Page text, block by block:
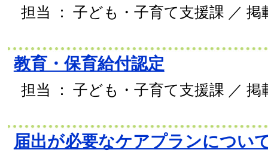
担当 ： 子ども・子育て支援課 ／ 掲
教育・保育給付認定
担当 ： 子ども・子育て支援課 ／ 掲
届出が必要なケアプランについ